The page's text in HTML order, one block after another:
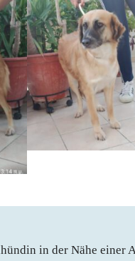
in der Nähe